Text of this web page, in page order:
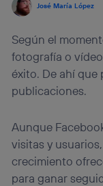
José María López
Según el
fotografía o
éxito. De ahí que
publicaciones.
Aunque
visitas y
crecimiento
para ganar